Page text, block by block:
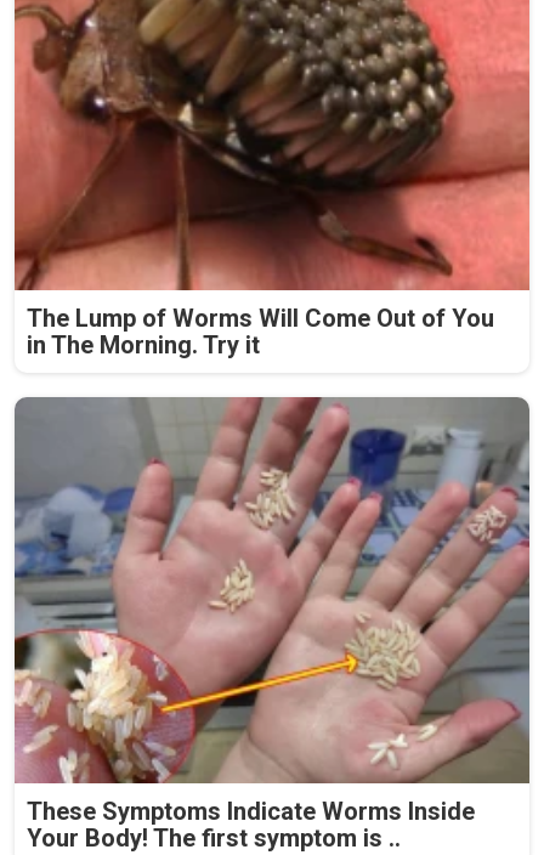
The Lump of Worms Will Come Out of You
in The Morning. Try it
These Symptoms Indicate Worms Inside
Your Body! The first symptom is ..